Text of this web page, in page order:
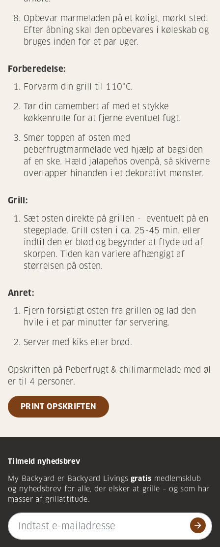
Opbevar marmeladen på et køligt, mørkt sted.
Efter åbning skal den opbevares i køleskab og
bruges inden for et par uger.
Forberedelse:
Forvarm din grill til 110°C.
Tør din camembert af med et stykke
køkkenrulle for at fjerne eventuel fugt.
Smør toppen af osten med
peberfrugtmarmelade ved hjælp af bagsiden
af en ske. Hæld jalapeños ovenpå, så skiverne
overlapper hinanden i et dekorativt mønster.
Grill:
Sæt osten direkte på grillen - eventuelt på en
stegeplade. Grill osten i ca. 25-45 min. eller
indtil den er blød og begynder at flyde ud af
skorpen. Tiden kan variere afhængigt af
størrelsen på osten.
Anret:
Fjern forsigtigt osten fra grillen og lad den
hvile i et par minutter før servering.
Server med kiks eller brød.
Opskriften på Peberfrugt & chilimarmelade med øl
er til 4 personer.
PRINT OPSKRIFTEN
Tilmeld nyhedsbrev
My Backyard er Backyard Livings gratis medlemsklub
og nyhedsbrev for alle, der elsker at grille – og som har
masser af grillattitude.
arrow_forward